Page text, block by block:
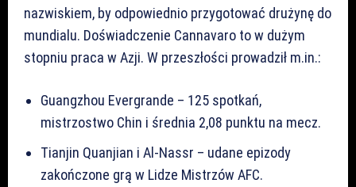
nazwiskiem, by odpowiednio przygotować drużynę do
mundialu. Doświadczenie Cannavaro to w dużym
stopniu praca w Azji. W przeszłości prowadził m.in.:
Guangzhou Evergrande – 125 spotkań,
mistrzostwo Chin i średnia 2,08 punktu na mecz.
Tianjin Quanjian i Al-Nassr – udane epizody
zakończone grą w Lidze Mistrzów AFC.